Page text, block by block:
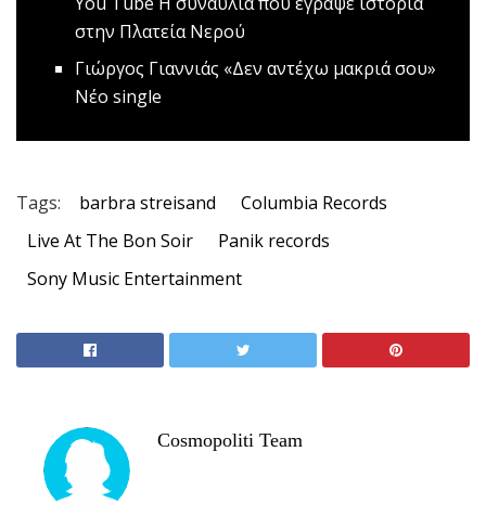
στην Πλατεία Νερού
Γιώργος Γιαννιάς «Δεν αντέχω μακριά σου»
Νέο single
Tags: barbra streisand
Columbia Records
Live At The Bon Soir
Panik records
Sony Music Entertainment
Cosmopoliti Team